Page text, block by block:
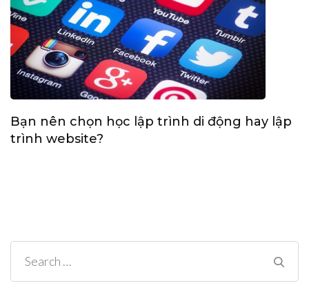
Bạn nên chọn học lập trình di động hay lập
trình website?
Search
for: